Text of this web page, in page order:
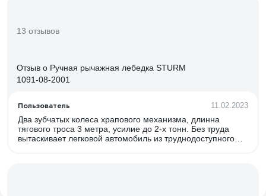
13 отзывов
Отзыв о Ручная рычажная лебедка STURM
1091-08-2001
Пользователь 11.02.2023
Два зубчатых колеса храпового механизма, длинна
тягового троса 3 метра, усилие до 2-х тонн. Без труда
вытаскивает легковой автомобиль из труднодоступного